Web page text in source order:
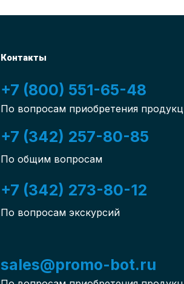
Контакты
+7 (800) 551-65-48
По вопросам приобретения
+7 (342) 257-80-85
По общим вопросам
+7 (342) 273-80-12
По вопросам экскурсий
sales@promo-bot.ru